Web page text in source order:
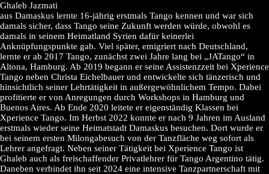
Ghaleb Jazmati
aus Damaskus lernte 16-jährig erstmals Tango kennen und war sich
damals sicher, dass Tango seine Zukunft werden würde, obwohl es
damals in seinem Heimatland Syrien dafür keinerlei
Anknüpfungspunkte gab. Viel später, emigriert nach Deutschland,
lernte er ab 2017 Tango, zunächst zwei Jahre lang bei „JATango“ in
Altona, Hamburg. Ab 2019 begann er seine Assistenzzeit bei Xperience
Tango neben Christa Eichelbauer und entwickelte sich tänzerisch und
hinsichtlich seiner Lehrtätigkeit in außergewöhnlichem Tempo. Dabei
profitierte er von Anregungen durch Workshops in Hamburg und
Buenos Aires. Ab Ende 2020 leitete er eigenständig Klassen bei
Xperience Tango. Im Herbst 2022 konnte er nach 9 Jahren im Ausland
erstmals wieder seine Heimatstadt Damaskus besuchen. Dort wurde er
bei seinem ersten Milongabesuch von der Tanzfläche weg sofort als
Lehrer angefragt. Neben seiner Tätigkeit bei Xperience Tango ist
Ghaleb auch als freischaffender Privatlehrer für Tango Argentino tätig.
Daneben verbindet ihn seit 2024 eine intensive Tanzpartnerschaft mit